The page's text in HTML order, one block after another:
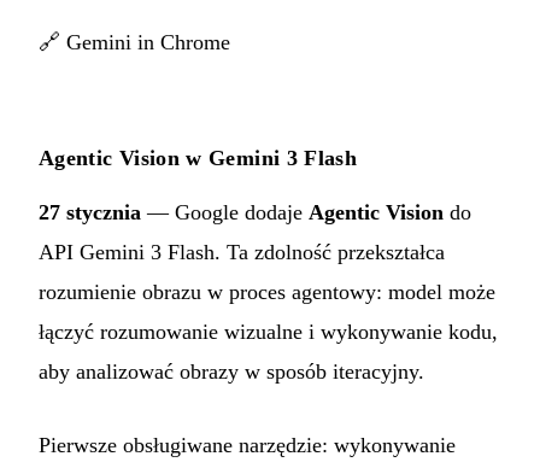
🔗 Gemini in Chrome
Agentic Vision w Gemini 3 Flash
27 stycznia — Google dodaje Agentic Vision do
API Gemini 3 Flash. Ta zdolność przekształca
rozumienie obrazu w proces agentowy: model może
łączyć rozumowanie wizualne i wykonywanie kodu,
aby analizować obrazy w sposób iteracyjny.
Pierwsze obsługiwane narzędzie: wykonywanie